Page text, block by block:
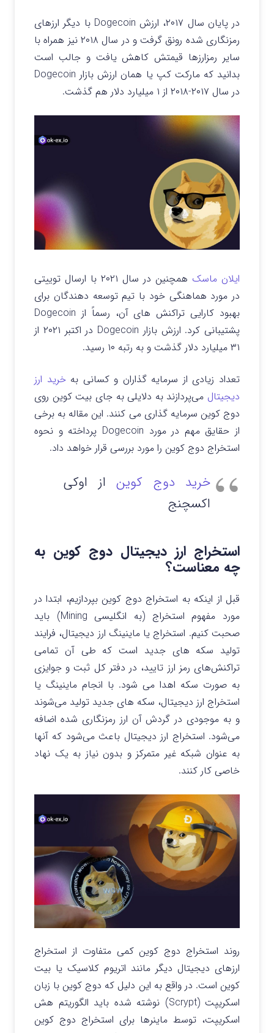
در پایان سال ۲۰۱۷، ارزش Dogecoin با دیگر ارزهای
رمزنگاری شده رونق گرفت و در سال ۲۰۱۸ نیز همراه با
سایر رمزارزها قیمتش کاهش یافت و جالب است
بدانید که مارکت کپ یا همان ارزش بازار Dogecoin
در سال ۲۰۱۷-۲۰۱۸ از ۱ میلیارد دلار هم گذشت.
ایلان ماسک
همچنین در سال ۲۰۲۱ با ارسال توییتی
در مورد هماهنگی خود با تیم توسعه دهندگان برای
بهبود کارایی تراکنش های آن، رسماً از Dogecoin
پشتیبانی کرد. ارزش بازار Dogecoin در اکتبر ۲۰۲۱ از
۳۱ میلیارد دلار گذشت و به رتبه ۱۰ رسید.
تعداد زیادی از سرمایه گذاران و کسانی بهخرید ارز
دیجیتال می‌پردازند به دلایلی به جای بیت کوین روی
دوج کوین سرمایه گذاری می کنند. این مقاله به برخی
از حقایق مهم در مورد Dogecoin پرداخته و نحوه
استخراج دوج کوین را مورد بررسی قرار خواهد داد.
خرید دوج کوین از اوکی
اکسچنج
استخراج ارز دیجیتال دوج کوین به
چه معناست؟
قبل از اینکه به استخراج دوج کوین بپردازیم، ابتدا در
مورد مفهوم استخراج (به انگلیسی Mining) باید
صحبت کنیم. استخراج یا ماینینگ ارز دیجیتال، فرایند
تولید سکه های جدید است که طی آن تمامی
تراکنش‌های رمز ارز تایید، در دفتر کل ثبت و جوایزی
به صورت سکه اهدا می شود. با انجام ماینینگ یا
استخراج ارز دیجیتال، سکه های جدید تولید می‌شوند
و به موجودی در گردش آن ارز رمزنگاری شده اضافه
می‌شود. استخراج ارز دیجیتال باعث می‌شود که آنها
به عنوان شبکه غیر متمرکز و بدون نیاز به یک نهاد
خاصی کار کنند.
روند استخراج دوج کوین کمی متفاوت از استخراج
ارزهای دیجیتال دیگر مانند اتریوم کلاسیک یا بیت
کوین است. در واقع به این دلیل که دوج کوین با زبان
اسکریپت (Scrypt) نوشته شده باید الگوریتم هش
اسکریپت، توسط ماینرها برای استخراج دوج کوین